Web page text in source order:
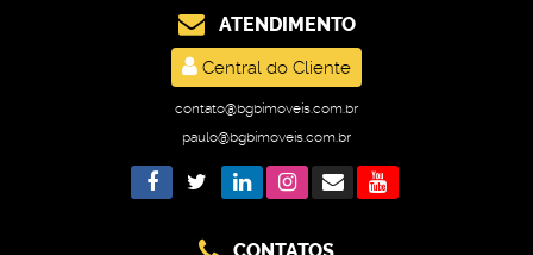
ATENDIMENTO
Central do Cliente
contato@bgbimoveis.com.br
paulo@bgbimoveis.com.br